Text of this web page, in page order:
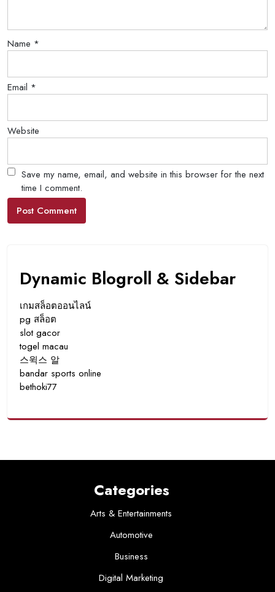
Name *
Email *
Website
Save my name, email, and website in this browser for the next
time I comment.
Dynamic Blogroll & Sidebar
เกมสล็อตออนไลน์
pg สล็อต
slot gacor
togel macau
스윅스 알
bandar sports online
bethoki77
Categories
Arts & Entertainments
Automotive
Business
Digital Marketing